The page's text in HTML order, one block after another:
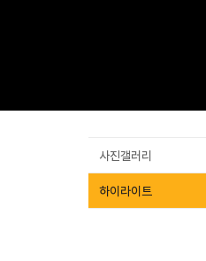
사진갤러리
하이라이트